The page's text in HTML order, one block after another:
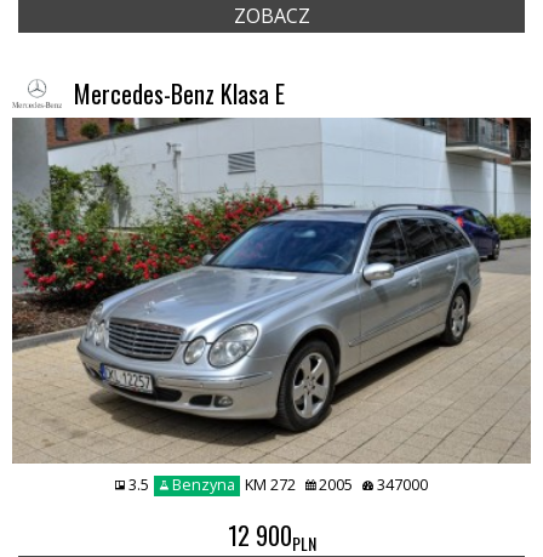
ZOBACZ
Mercedes-Benz Klasa E
3.5 Benzyna KM 272 2005 347000
12 900PLN